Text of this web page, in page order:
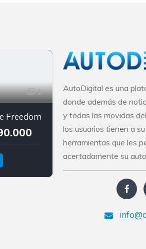
1
Freedom
AutoDigital es una
donde además de
y todas las movidas
los usuarios tienen a
herramientas que les
acertadamente su auto